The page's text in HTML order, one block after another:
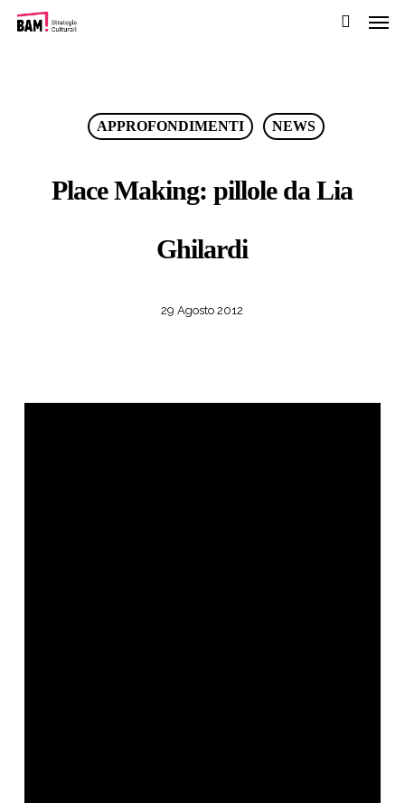
Passa
APPROFONDIMENTI NEWS
Place Making: pillole da Lia
Ghilardi
29 Agosto 2012